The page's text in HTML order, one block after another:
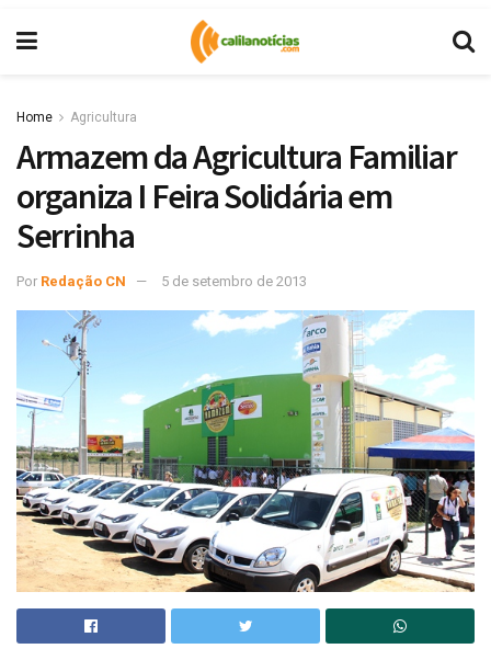
Home Agricultura
Armazem da Agricultura Familiar
organiza I Feira Solidária em
Serrinha
Por Redação CN 5 de setembro de 2013